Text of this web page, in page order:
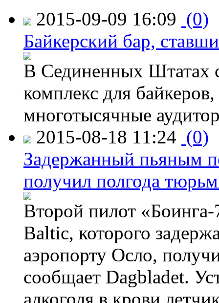
2015-09-09 16:09 (0)
Байкерский бар,
В Сединенных Штатах
комплекс для
многотысячные
2015-08-18 11:24 (0)
Задержанный пьяным
получил полгода
Второй пилот
Baltic, которого
аэропорту Осло,
сообщает Dagbladet.
алкоголя в крови